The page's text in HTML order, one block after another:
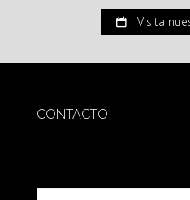
Visita
CONTACTO